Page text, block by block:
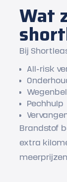
Wat
Bij
All-risk
Pechhulp
Brandstof
extra